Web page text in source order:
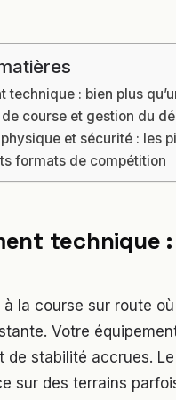
technique : bien plus
course et gestion du
et sécurité : les
formats de compétition
technique
la course sur route
Votre
de stabilité accrues.
sur des terrains